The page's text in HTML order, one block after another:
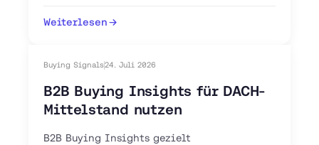
aufsetzen.
Weiterlesen
Buying Signals24. Juli 2026
B2B Buying Insights für DACH-
Mittelstand nutzen
B2B Buying Insights gezielt